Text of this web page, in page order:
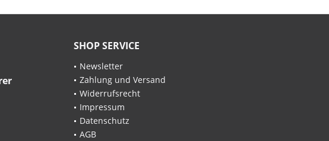
SHOP SERVICE
Newsletter
Zahlung und Versand
Widerrufsrecht
Impressum
Datenschutz
AGB